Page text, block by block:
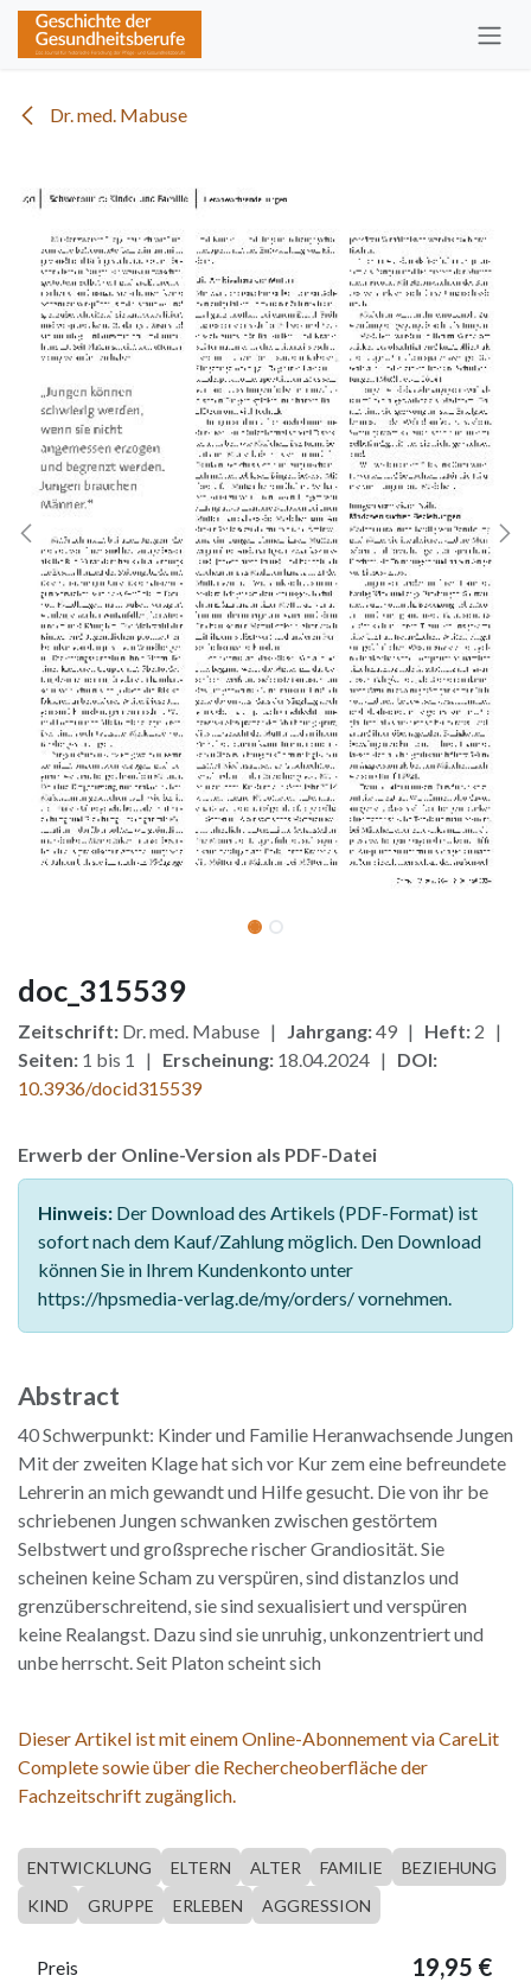
Zum Inhalt springen
Dr. med. Mabuse
doc_315539
Zeitschrift: Dr. med. Mabuse | Jahrgang:49 | Heft: 2 |
Seiten: 1 bis 1 | Erscheinung: 18.04.2024 | DOI:
10.3936/docid315539
Erwerb der Online-Version als PDF-Datei
Hinweis: Der Download des Artikels (PDF-Format) ist
sofort nach dem Kauf/Zahlung möglich. Den Download
können Sie in Ihrem Kundenkonto unter
https://hpsmedia-verlag.de/my/orders/ vornehmen.
Abstract
40 Schwerpunkt: Kinder und Familie Heranwachsende Jungen
Mit der zweiten Klage hat sich vor Kur zem eine befreundete
Lehrerin an mich gewandt und Hilfe gesucht. Die von ihr be
schriebenen Jungen schwanken zwischen gestörtem
Selbstwert und großspreche rischer Grandiosität. Sie
scheinen keine Scham zu verspüren, sind distanzlos und
grenzüberschreitend, sie sind sexualisiert und verspüren
keine Realangst. Dazu sind sie unruhig, unkonzentriert und
unbe herrscht. Seit Platon scheint sich
Dieser Artikel ist mit einem Online-Abonnement via CareLit
Complete sowie über die Rechercheoberfläche der
Fachzeitschrift zugänglich.
ENTWICKLUNG ELTERN ALTER FAMILIE
BEZIEHUNG
KIND
GRUPPE ERLEBEN AGGRESSION
Preis 19,95 €